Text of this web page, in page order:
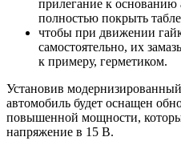
прилегание к основанию
полностью покрыть
чтобы при движении
самостоятельно, их
к примеру, герметиком.
Установив
автомобиль будет оснащен
повышенной мощности,
напряжение в 15 В.